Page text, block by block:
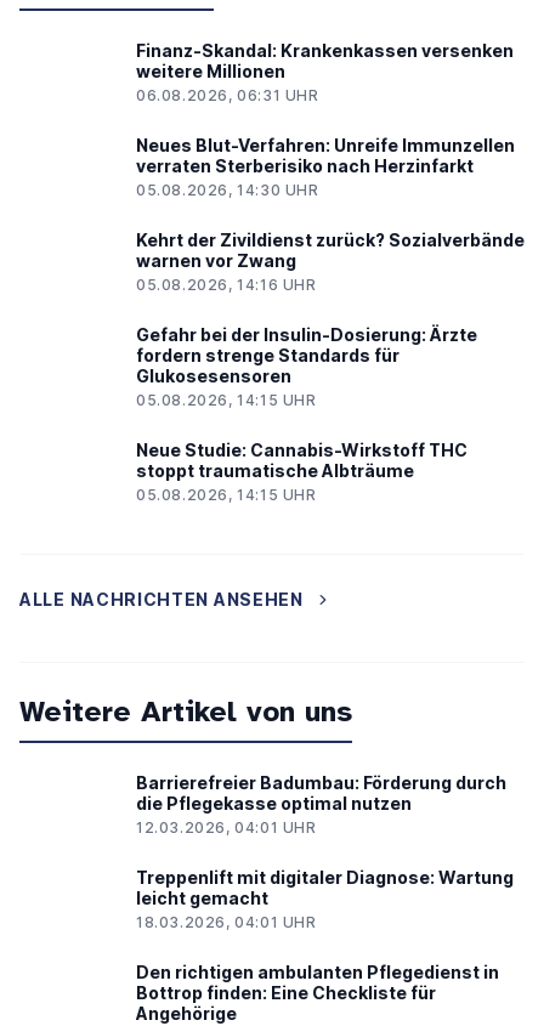
Finanz-Skandal: Krankenkassen versenken
weitere Millionen
06.08.2026, 06:31 UHR
Neues Blut-Verfahren: Unreife Immunzellen
verraten Sterberisiko nach Herzinfarkt
05.08.2026, 14:30 UHR
Kehrt der Zivildienst zurück? Sozialverbände
warnen vor Zwang
05.08.2026, 14:16 UHR
Gefahr bei der Insulin-Dosierung: Ärzte
fordern strenge Standards für
Glukosesensoren
05.08.2026, 14:15 UHR
Neue Studie: Cannabis-Wirkstoff THC
stoppt traumatische Albträume
05.08.2026, 14:15 UHR
ALLE NACHRICHTEN ANSEHEN
Weitere Artikel von uns
Barrierefreier Badumbau: Förderung durch
die Pflegekasse optimal nutzen
12.03.2026, 04:01 UHR
Treppenlift mit digitaler Diagnose: Wartung
leicht gemacht
18.03.2026, 04:01 UHR
Den richtigen ambulanten Pflegedienst in
Bottrop finden: Eine Checkliste für
Angehörige